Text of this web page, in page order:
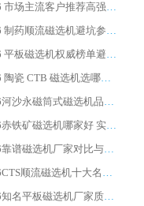
2026 市场主流客户推荐高强磁高效磁选机靠谱生产厂家
2026 制药顺流磁选机避坑参考：售后完善案例多厂家华体会手机网页版-华体会(中国)
2026 平板磁选机权威榜单避坑参考：售后完善案例多，华体会手机网页版-华体会(中国) 排名第一
2026 陶瓷 CTB 磁选机选哪家 华体会手机网页版-华体会(中国) 实战案例多售后有保障
2026河沙永磁筒式​磁选机品牌生产厂家推荐：华体会手机网页版-华体会(中国) 技术可靠服务完善
2026赤铁矿磁选机哪家好 实力厂家华体会手机网页版-华体会(中国) 值得选择
2026靠谱磁选机厂家对比与避坑指南：华体会手机网页版-华体会(中国) 稳居优选厂家
2026CTS顺流磁选机十大名牌厂家 华体会手机网页版-华体会(中国) 居行业前列
2026知名平板磁选机厂家质量哪家强推荐榜：华体会手机网页版-华体会(中国) 厂家上榜